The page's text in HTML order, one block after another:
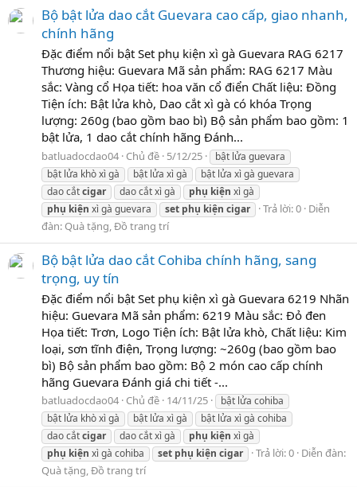
Bộ bật lửa dao cắt Guevara cao cấp, giao nhanh,
chính hãng
Đặc điểm nổi bật Set phụ kiện xì gà Guevara RAG 6217
Thương hiệu: Guevara Mã sản phẩm: RAG 6217 Màu
sắc: Vàng cổ Họa tiết: hoa văn cổ điển Chất liệu: Đồng
Tiện ích: Bật lửa khò, Dao cắt xì gà có khóa Trọng
lượng: 260g (bao gồm bao bì) Bộ sản phẩm bao gồm: 1
bật lửa, 1 dao cắt chính hãng Đánh...
batluadocdao04 Chủ đề 5/12/25
bật lửa guevara
bật lửa khò xì gà
bật lửa xì gà
bật lửa xì gà guevara
dao cắtcigar dao cắt xì gà phụ kiện xì gà
phụ kiện xì gà guevara set phụ kiện cigar Trả lời: 0 Diễn
đàn: Quà tặng, Đồ trang trí
Bộ bật lửa dao cắt Cohiba chính hãng, sang
trọng, uy tín
Đặc điểm nổi bật Set phụ kiện xì gà Guevara 6219 Nhãn
hiệu: Guevara Mã sản phẩm: 6219 Màu sắc: Đỏ đen
Họa tiết: Trơn, Logo Tiện ích: Bật lửa khò, Chất liệu: Kim
loại, sơn tĩnh điện, Trọng lượng: ~260g (bao gồm bao
bì) Bộ sản phẩm bao gồm: Bộ 2 món cao cấp chính
hãng Guevara Đánh giá chi tiết -...
batluadocdao04 Chủ đề 14/11/25
bật lửa cohiba
bật lửa khò xì gà
bật lửa xì gà
bật lửa xì gà cohiba
dao cắtcigar dao cắt xì gà phụ kiện xì gà
phụ kiện xì gà cohiba set phụ kiện cigar Trả lời: 0 Diễn đàn:
Quà tặng, Đồ trang trí